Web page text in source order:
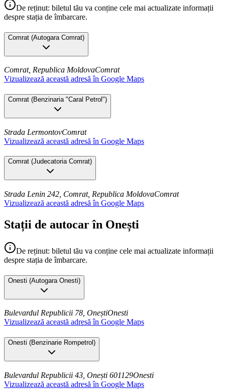
De reținut: biletul tău va conține cele mai actualizate informații
despre stația de îmbarcare.
Comrat (Autogara Comrat)
Comrat, Republica MoldovaComrat
Vizualizează această adresă în Google Maps
Comrat (Benzinaria "Caral Petrol")
Strada LermontovComrat
Vizualizează această adresă în Google Maps
Comrat (Judecatoria Comrat)
Strada Lenin 242, Comrat, Republica MoldovaComrat
Vizualizează această adresă în Google Maps
Stații de autocar în Onești
De reținut: biletul tău va conține cele mai actualizate informații
despre stația de îmbarcare.
Onesti (Autogara Onesti)
Bulevardul Republicii 78, OneștiOnesti
Vizualizează această adresă în Google Maps
Onesti (Benzinarie Rompetrol )
Bulevardul Republicii 43, Onești 601129Onesti
Vizualizează această adresă în Google Maps